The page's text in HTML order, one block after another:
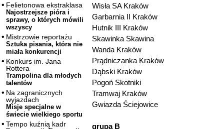
Felietonowa ekstraklasa
Najostrzejsze pióra i
sprawy, o których mówili
wszyscy
Mistrzowie reportażu
Sztuka pisania, która nie
miała konkurencji
Konkurs im. Jana
Rottera
Trampolina dla młodych
talentów
Na zagranicznych
wyjazdach
Misje specjalne w
świecie wielkiego sportu
Tempo kuźnią kadr
Wisła SA Kraków
Garbarnia II Kraków
Hutnik III Kraków
Skawinka Skawina
Wanda Kraków
Prądniczanka Kraków
Dąbski Kraków
Pogoń Skotniki
Tramwaj Kraków
Gwiazda Ściejowice
grupa B